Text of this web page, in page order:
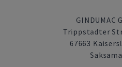
GINDUMAC
Trippstadter
67663